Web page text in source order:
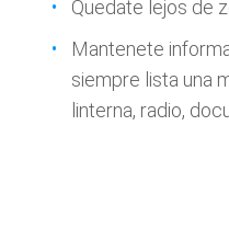
Quedate lejos de
Mantenete
siempre lista una
linterna, radio,